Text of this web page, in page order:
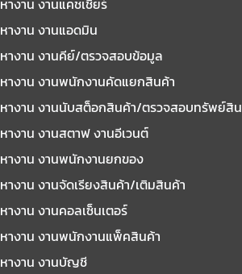
หางาน งานแคชเชียร์
หางาน งานแอดมิน
หางาน งานคีย์/ตรวจสอบข้อมูล
หางาน งานพนักงานคัดแยกสินค้า
หางาน งานนับสต็อกสินค้า/ตรวจสอบทรัพย์สิน
หางาน งานสตาฟ งานอีเวนต์
หางาน งานพนักงานยกของ
หางาน งานจัดเรียงสินค้า/เติมสินค้า
หางาน งานคอลเซ็นเตอร์
หางาน งานพนักงานแพ็คสินค้า
หางาน งานบัญชี